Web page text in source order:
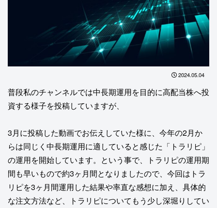
2024.05.04
普段私のチャンネルでは中長期運用を目的に高配当株へ投
資する様子を投稿していますが、
3月に投稿した動画でお伝えしていた様に、今年の2月か
らは同じく中長期運用に適していると感じた「トラリピ」
の運用を開始しています。という事で、トラリピの運用期
間も早いもので約3ヶ月間となりましたので、今回はトラ
リピを3ヶ月間運用した結果や率直な感想に加え、具体的
な注文方法など、トラリピについてもう少し深堀りしてい